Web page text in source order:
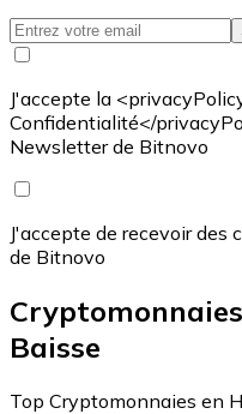
J'accepte la
Confidentialité</
Newsletter de Bitnovo
J'accepte de recevoir des
de Bitnovo
Baisse
Top Cryptomonnaies en